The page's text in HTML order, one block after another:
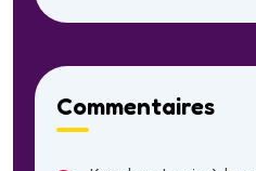
Commentaires